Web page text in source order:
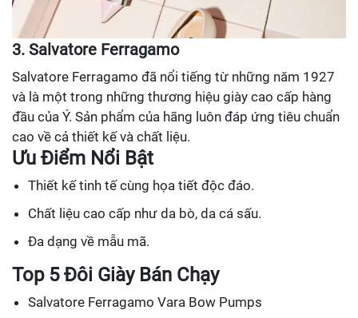
3. Salvatore Ferragamo
Salvatore Ferragamo đã nổi tiếng từ những năm 1927
và là một trong những thương hiệu giày cao cấp hàng
đầu của Ý. Sản phẩm của hãng luôn đáp ứng tiêu chuẩn
cao về cả thiết kế và chất liệu.
Ưu Điểm Nổi Bật
Thiết kế tinh tế cùng họa tiết độc đáo.
Chất liệu cao cấp như da bò, da cá sấu.
Đa dạng về mẫu mã.
Top 5 Đôi Giày Bán Chạy
Salvatore Ferragamo Vara Bow Pumps